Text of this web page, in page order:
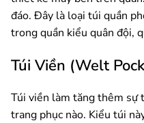
đáo. Đây là loại túi quần
trong quần kiểu quân đội,
Túi Viền (Welt
Túi viền làm tăng thêm sự
trang phục nào. Kiểu túi